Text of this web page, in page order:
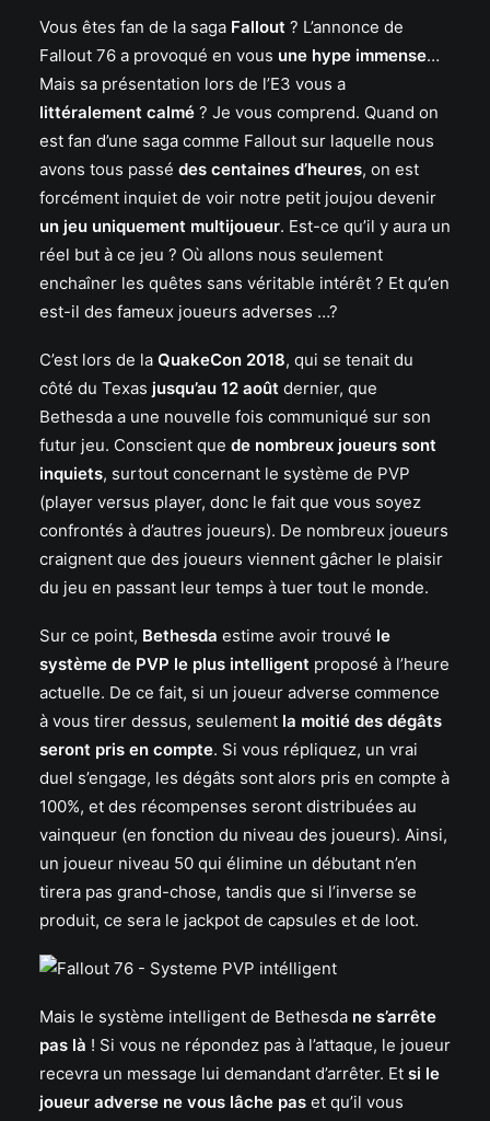
Vous êtes fan de la saga Fallout ? L’annonce de
Fallout 76 a provoqué en vous une hype immense…
Mais sa présentation lors de l’E3 vous a
littéralement calmé ? Je vous comprend. Quand on
est fan d’une saga comme Fallout sur laquelle nous
avons tous passé des centaines d’heures, on est
forcément inquiet de voir notre petit joujou devenir
un jeu uniquement multijoueur. Est-ce qu’il y aura un
réel but à ce jeu ? Où allons nous seulement
enchaîner les quêtes sans véritable intérêt ? Et qu’en
est-il des fameux joueurs adverses …?
C’est lors de la QuakeCon 2018, qui se tenait du
côté du Texas jusqu’au 12 août dernier, que
Bethesda a une nouvelle fois communiqué sur son
futur jeu. Conscient que de nombreux joueurs sont
inquiets, surtout concernant le système de PVP
(player versus player, donc le fait que vous soyez
confrontés à d’autres joueurs). De nombreux joueurs
craignent que des joueurs viennent gâcher le plaisir
du jeu en passant leur temps à tuer tout le monde.
Sur ce point, Bethesda estime avoir trouvé le
système de PVP le plus intelligent proposé à l’heure
actuelle. De ce fait, si un joueur adverse commence
à vous tirer dessus, seulement la moitié des dégâts
seront pris en compte. Si vous répliquez, un vrai
duel s’engage, les dégâts sont alors pris en compte à
100%, et des récompenses seront distribuées au
vainqueur (en fonction du niveau des joueurs). Ainsi,
un joueur niveau 50 qui élimine un débutant n’en
tirera pas grand-chose, tandis que si l’inverse se
produit, ce sera le jackpot de capsules et de loot.
Mais le système intelligent de Bethesda ne s’arrête
pas là ! Si vous ne répondez pas à l’attaque, le joueur
recevra un message lui demandant d’arrêter. Et si le
joueur adverse ne vous lâche pas et qu’il vous